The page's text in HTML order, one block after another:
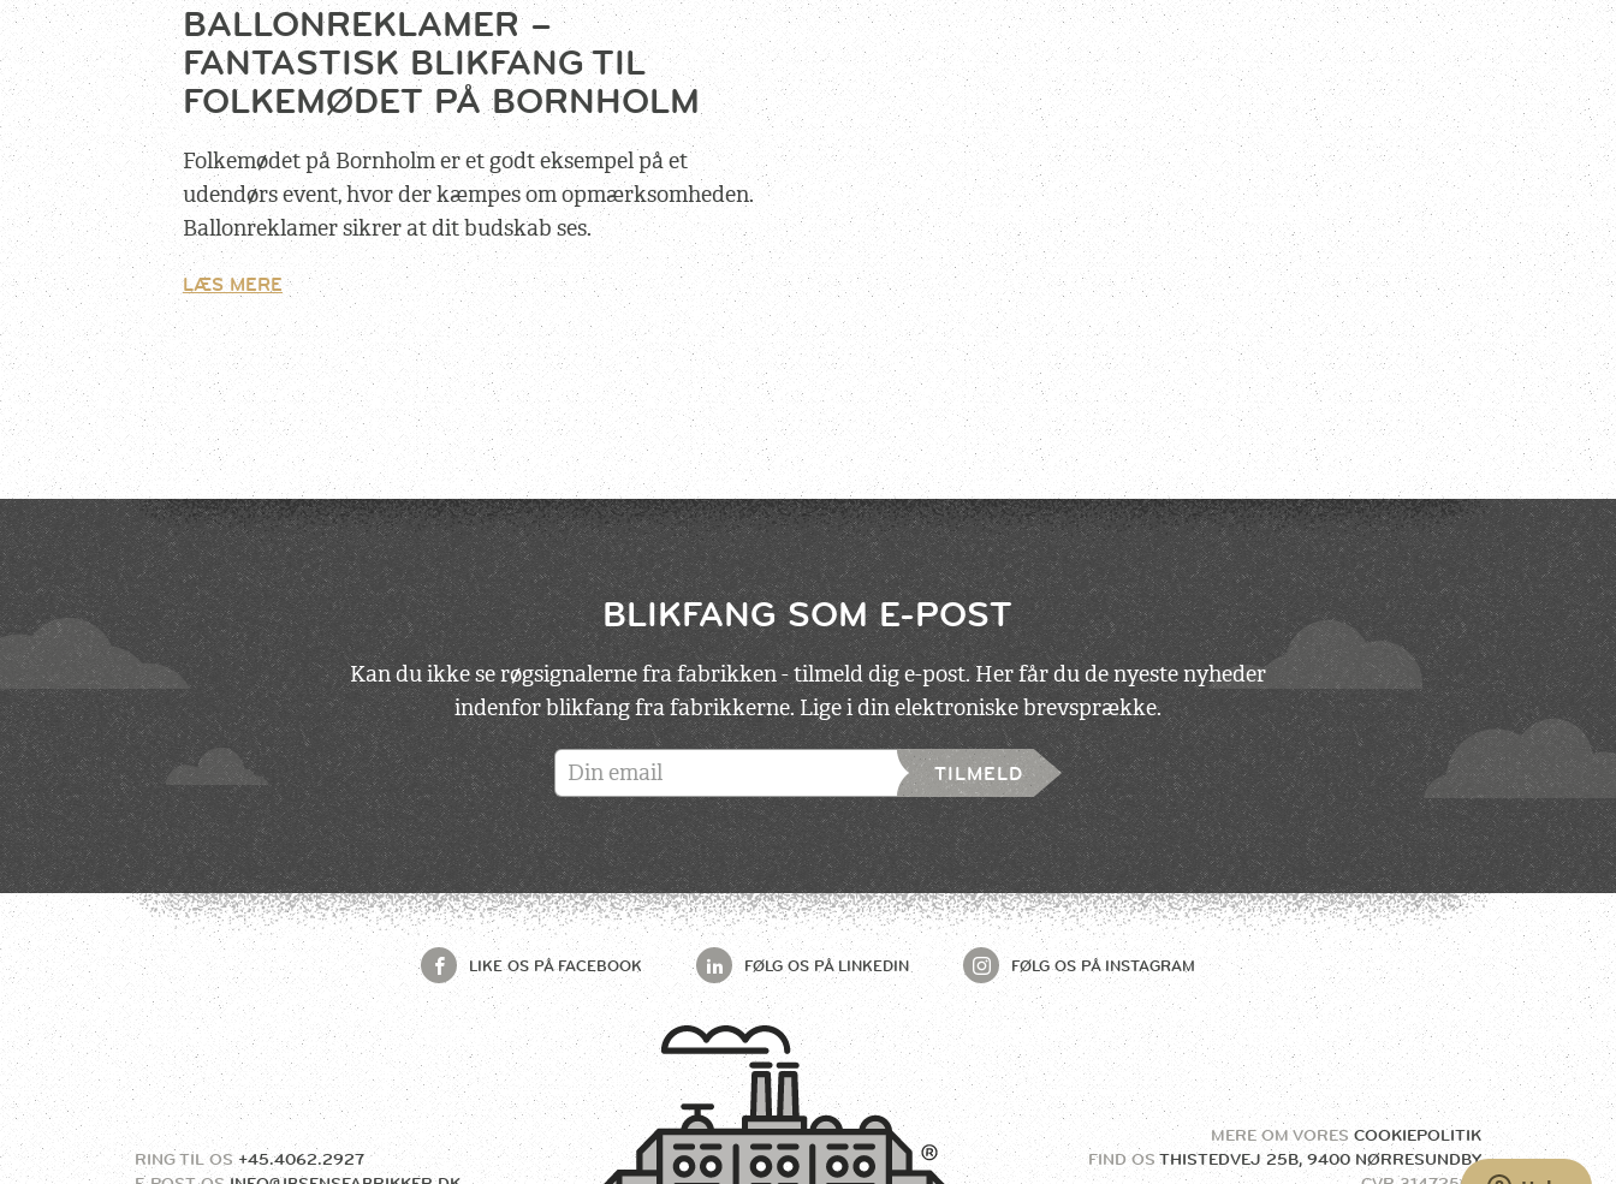
BALLONREKLAMER –
FANTASTISK BLIKFANG TIL
FOLKEMØDET PÅ BORNHOLM
Folkemødet på Bornholm er et godt eksempel på et
udendørs event, hvor der kæmpes om opmærksomheden.
Ballonreklamer sikrer at dit budskab ses.
LÆS MERE
BLIKFANG SOM E-POST
Kan du ikke se røgsignalerne fra fabrikken - tilmeld dig e-post. Her får du de nyeste nyheder
indenfor blikfang fra fabrikkerne. Lige i din elektroniske brevsprække.
TILMELD
LIKE OS PÅ FACEBOOK FØLG OS PÅLINKEDIN FØLG OS PÅINSTAGRAM
RING TIL OS +45.4062.2927
MERE OM VORES COOKIEPOLITIK
FIND OS THISTEDVEJ 25B, 9400 NØRRESUNDBY